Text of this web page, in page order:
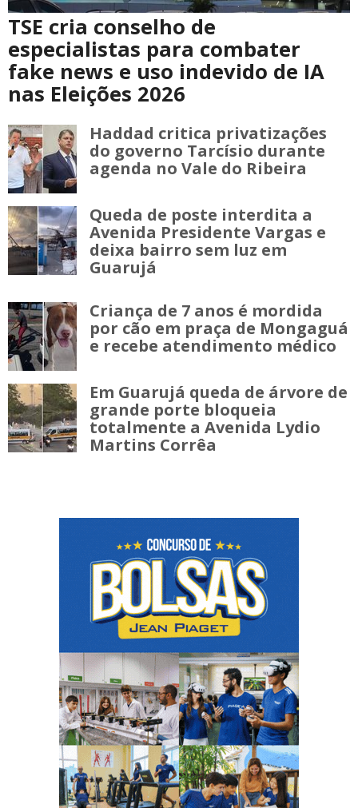
TSE cria conselho de
especialistas para combater
fake news e uso indevido de IA
nas Eleições 2026
Haddad critica privatizações
do governo Tarcísio durante
agenda no Vale do Ribeira
Queda de poste interdita a
Avenida Presidente Vargas e
deixa bairro sem luz em
Guarujá
Criança de 7 anos é mordida
por cão em praça de Mongaguá
e recebe atendimento médico
Em Guarujá queda de árvore de
grande porte bloqueia
totalmente a Avenida Lydio
Martins Corrêa